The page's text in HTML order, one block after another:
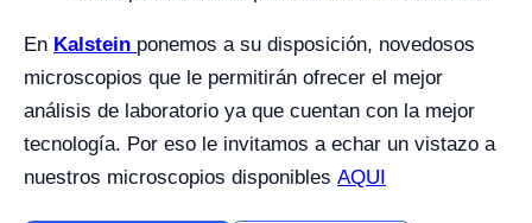
En Kalstein ponemos a su disposición, novedosos
microscopios que le permitirán ofrecer el mejor
análisis de laboratorio ya que cuentan con la mejor
tecnología. Por eso le invitamos a echar un vistazo a
nuestros microscopios disponibles AQUI